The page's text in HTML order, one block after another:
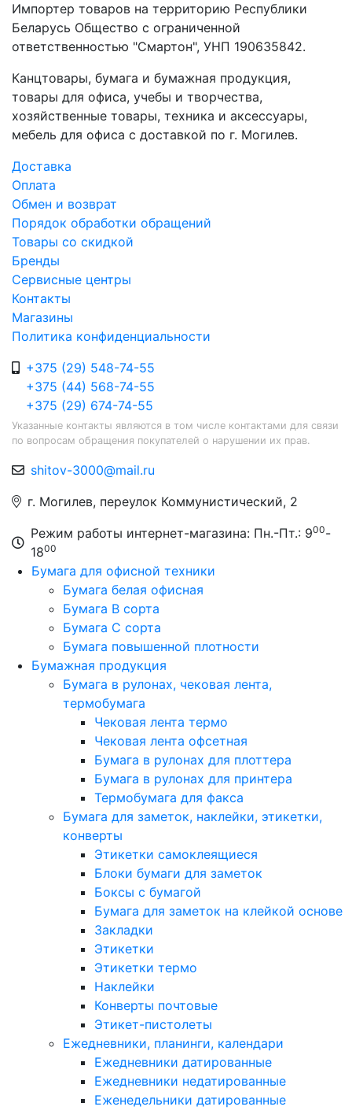
Импортер товаров на территорию Республики
Беларусь Общество с ограниченной
ответственностью "Смартон", УНП 190635842.
Канцтовары, бумага и бумажная продукция,
товары для офиса, учебы и творчества,
хозяйственные товары, техника и аксессуары,
мебель для офиса с доставкой по г. Могилев.
Доставка
Оплата
Обмен и возврат
Порядок обработки обращений
Товары со скидкой
Бренды
Сервисные центры
Контакты
Магазины
Политика конфиденциальности
+375 (29) 548-74-55
+375 (44) 568-74-55
+375 (29) 674-74-55
Указанные контакты являются в том числе контактами для связи
по вопросам обращения покупателей о нарушении их прав.
shitov-3000@mail.ru
г. Могилев, переулок Коммунистический, 2
Режим работы интернет-магазина: Пн.-Пт.: 900-
1800
Бумага для офисной техники
Бумага белая офисная
Бумага B сорта
Бумага C сорта
Бумага повышенной плотности
Бумажная продукция
Бумага в рулонах, чековая лента,
термобумага
Чековая лента термо
Чековая лента офсетная
Бумага в рулонах для плоттера
Бумага в рулонах для принтера
Термобумага для факса
Бумага для заметок, наклейки, этикетки,
конверты
Этикетки самоклеящиеся
Блоки бумаги для заметок
Боксы с бумагой
Бумага для заметок на клейкой основе
Закладки
Этикетки
Этикетки термо
Наклейки
Конверты почтовые
Этикет-пистолеты
Ежедневники, планинги, календари
Ежедневники датированные
Ежедневники недатированные
Еженедельники датированные